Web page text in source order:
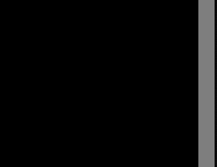
La rubrique économique qui donne